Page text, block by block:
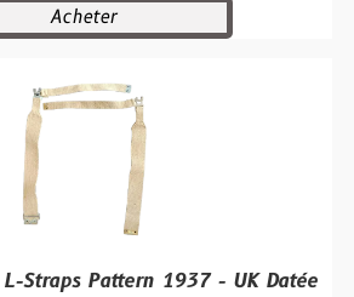
Acheter
Straps Pattern 1937 - UK Datée